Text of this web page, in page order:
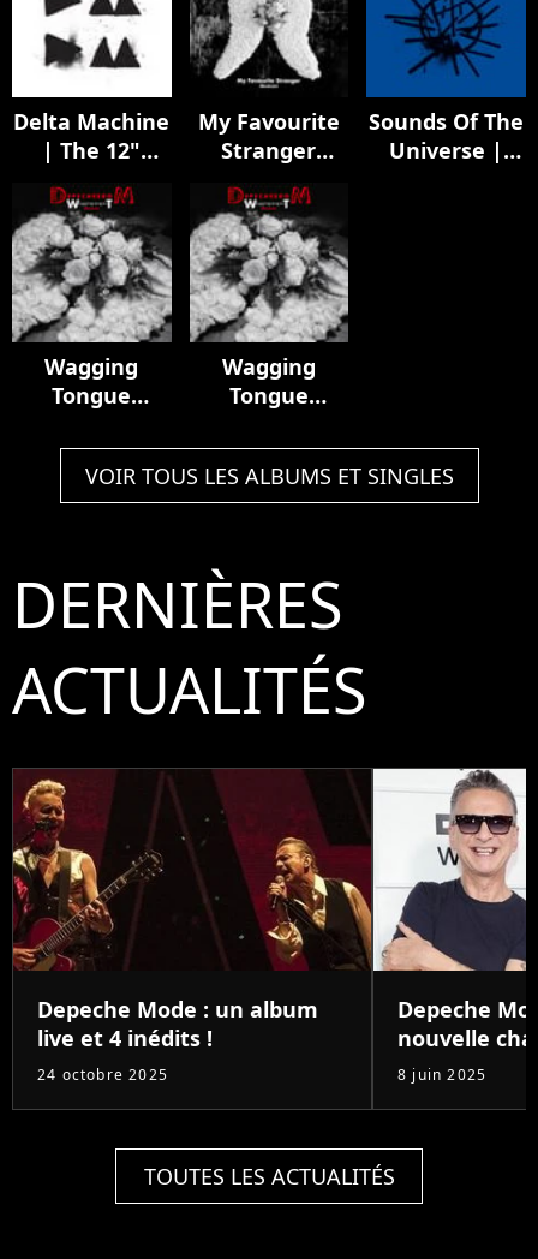
Delta Machine
| The 12"
Singles
My Favourite
Stranger
(Remixes)
Sounds Of The
Universe |
Wagging
Tongue
Wagging
Tongue
VOIR TOUS LES ALBUMS ET SINGLES
DERNIÈRES
ACTUALITÉS
Depeche Mode : un album
live et 4 inédits !
24 octobre 2025
Depeche
nouvelle
8 juin 2025
TOUTES LES ACTUALITÉS